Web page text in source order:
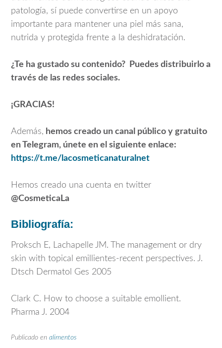
patología, sí puede convertirse en un apoyo
importante para mantener una piel más sana,
nutrida y protegida frente a la deshidratación.
¿Te ha gustado su contenido? Puedes distribuirlo a
través de las redes sociales.
¡GRACIAS!
Además, hemos creado un canal público y gratuito
en Telegram, únete en el siguiente enlace:
https://t.me/lacosmeticanaturalnet
Hemos creado una cuenta en twitter
@CosmeticaLa
Bibliografía:
Proksch E, Lachapelle JM. The management or dry
skin with topical emillientes-recent perspectives. J.
Dtsch Dermatol Ges 2005
Clark C. How to choose a suitable emollient.
Pharma J. 2004
Publicado en alimentos